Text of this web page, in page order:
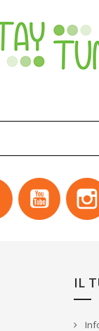
Facebook
IL